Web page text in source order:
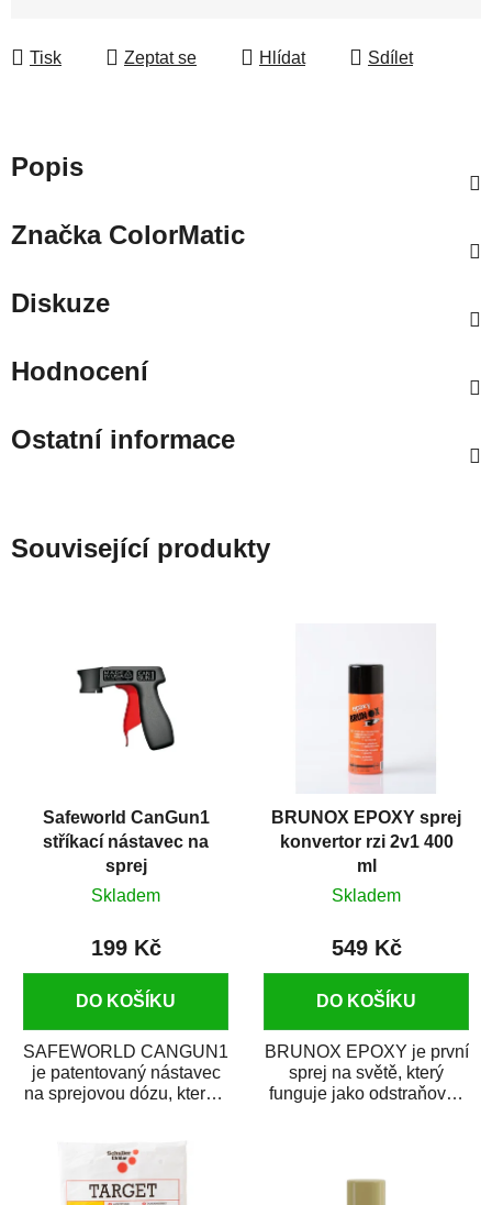
Tisk Zeptat se Hlídat Sdílet
Popis
ZnačkaColorMatic
Diskuze
Hodnocení
Ostatní informace
Související produkty
Safeworld CanGun1
stříkací nástavec na
sprej
Skladem
199 Kč
DO KOŠÍKU
SAFEWORLD CANGUN1
je patentovaný nástavec
na sprejovou dózu, který ji
BRUNOX EPOXY sprej
konvertor rzi 2v1 400
ml
Skladem
549 Kč
DO KOŠÍKU
BRUNOX EPOXY je první
sprej na světě, který
funguje jako odstraňovač